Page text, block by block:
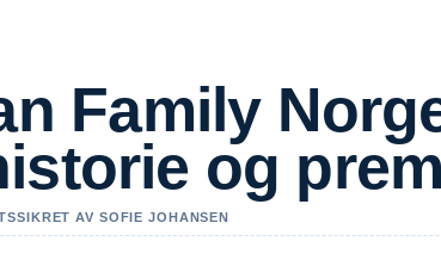
Family
og
AV SOFIE JOHANSEN